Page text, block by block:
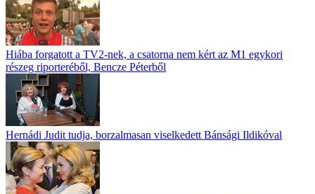
Hiába forgatott a TV2-nek, a csatorna nem kért az M1 egykori
részeg riporteréből, Bencze Péterből
Hernádi Judit tudja, borzalmasan viselkedett Bánsági Ildikóval